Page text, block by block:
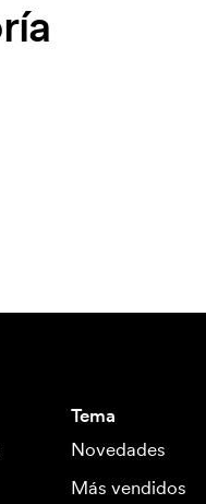
Tema
Novedades
Más vendidos